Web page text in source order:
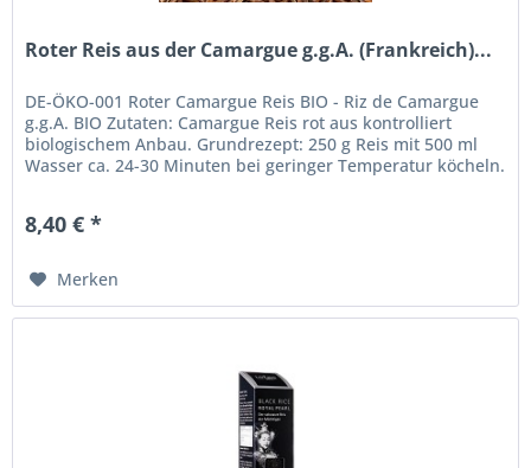
Roter Reis aus der Camargue g.g.A. (Frankreich)...
DE-ÖKO-001 Roter Camargue Reis BIO - Riz de Camargue
g.g.A. BIO Zutaten: Camargue Reis rot aus kontrolliert
biologischem Anbau. Grundrezept: 250 g Reis mit 500 ml
Wasser ca. 24-30 Minuten bei geringer Temperatur köcheln.
8,40 € *
Merken